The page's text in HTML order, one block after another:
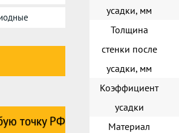
точку РФ
усадки, мм
Толщина
стенки после
усадки, мм
Коэффициент
усадки
Материал